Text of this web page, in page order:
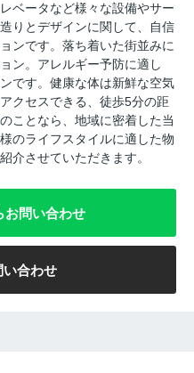
ベータなど様々な設備やサー
りとデザインに関して、自信
ンです。落ち着いた街並みに
ン。アレルギー予防に適し
です。健康な体は新鮮な空気
クセスできる、徒歩5分の距
ことなら、地域に密着した当
のライフスタイルに適した物
介させていただきます。
お問い合わせ
い合わせ